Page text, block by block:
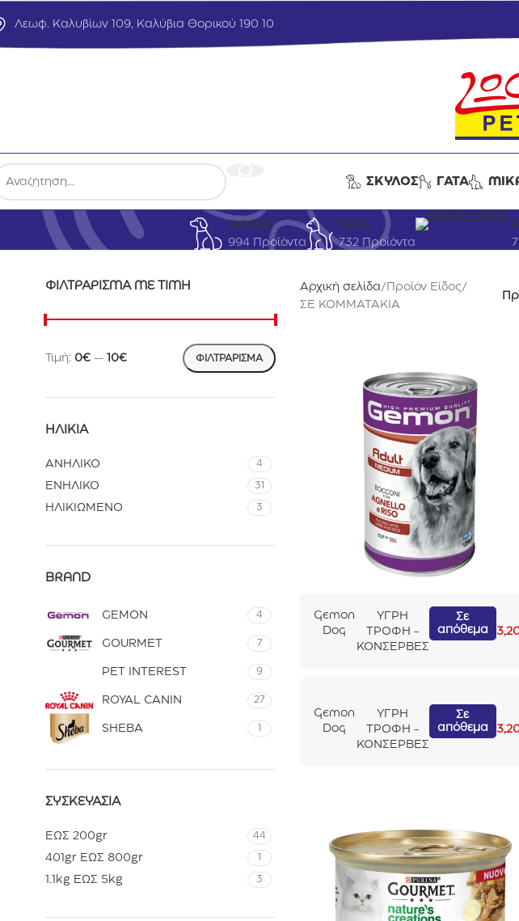
Λεωφ. Καλυβίων 109, Καλύβια Θορικού 190 10
ΣΚΥΛΟΣ ΓΑΤΑ
ΣΕ
ΣΚΥΛΟΣ
994 Προϊόντα
ΓΑΤΑ
732 Προϊόντα
ΦΙΛΤΡΆΡΙΣΜΑ ΜΕ ΤΙΜΉ
ΦΙΛΤΡΆΡΙΣΜΑ
Τιμή: 0€ — 10€
ΗΛΙΚΊΑ
ΑΝΗΛΙΚΟ 4
ΕΝΗΛΙΚΟ 31
ΗΛΙΚΙΩΜΕΝΟ 3
BRAND
GEMON 4
GOURMET 7
PET INTEREST 9
ROYAL CANIN 27
SHEBA
ΣΥΣΚΕΥΑΣΊΑ
ΕΩΣ 200gr 44
401gr ΕΩΣ 800gr
1.1kg ΕΩΣ 5kg 3
Αρχική σελίδα
Προϊόν Είδος
ΣΕ ΚΟΜΜΑΤΑΚΙΑ
Gemon
Dog
ΥΓΡΗ
ΤΡΟΦΗ -
ΚΟΝΣΕΡΒΕΣ
Σε
απόθεμα
Gemon
Dog
ΥΓΡΗ
ΤΡΟΦΗ -
ΚΟΝΣΕΡΒΕΣ
Σε
απόθεμα